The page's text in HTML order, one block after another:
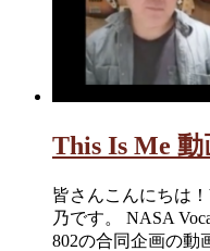
This Is Me
皆さんこんにちは
乃です。 NASA
802の合同企画の動